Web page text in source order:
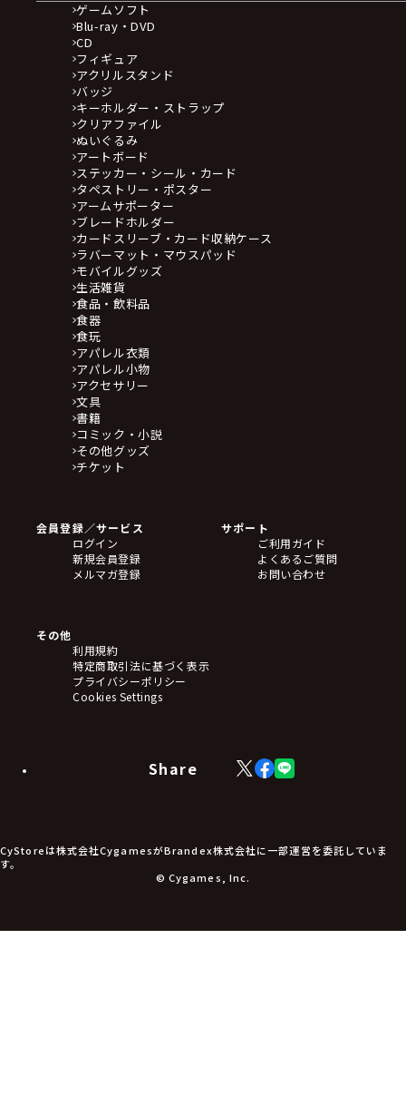
ゲームソフト
Blu-ray・DVD
CD
フィギュア
アクリルスタンド
バッジ
キーホルダー・ストラップ
クリアファイル
ぬいぐるみ
アートボード
ステッカー・シール・カード
タペストリー・ポスター
アームサポーター
ブレードホルダー
カードスリーブ・カード収納ケース
ラバーマット・マウスパッド
モバイルグッズ
生活雑貨
食品・飲料品
食器
食玩
アパレル衣類
アパレル小物
アクセサリー
文具
書籍
コミック・小説
その他グッズ
チケット
会員登録／サービス
ログイン
新規会員登録
メルマガ登録
サポート
ご利用ガイド
よくあるご質問
お問い合わせ
その他
利用規約
特定商取引法に基づく表示
プライバシーポリシー
Cookies Settings
Share
X
(Twitter)
Facebook
LINE
CyStoreは株式会社CygamesがBrandex株式会社に一部運営を委託していま
す。
© Cygames, Inc.